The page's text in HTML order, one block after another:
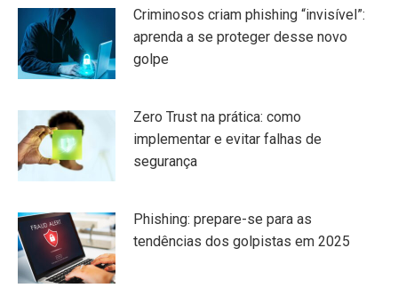
Criminosos criam phishing “invisível”:
aprenda a se proteger desse novo
golpe
Zero Trust na prática: como
implementar e evitar falhas de
segurança
Phishing: prepare-se para as
tendências dos golpistas em 2025